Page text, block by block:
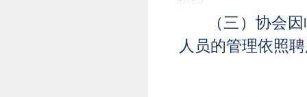
（三）协会
人员的管理依照